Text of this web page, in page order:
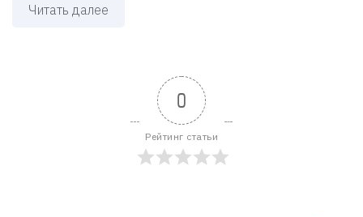
Читать далее
0
Рейтинг статьи